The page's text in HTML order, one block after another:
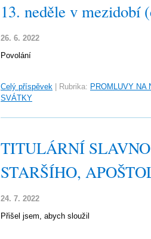
13. neděle v mezidobí
26. 6. 2022
Povolání
Celý příspěvek Rubrika: PROMLUVY NA
SVÁTKY
TITULÁRNÍ
STARŠÍHO,
24. 7. 2022
Přišel jsem, abych sloužil